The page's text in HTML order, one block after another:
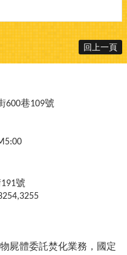
回上一頁
保護處
600巷109號
號
屍體委託焚化業務，國定